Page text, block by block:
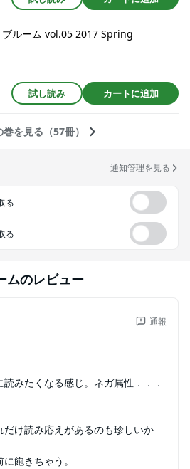
ルーム vol.05 2017 Spring
試し読み カートに追加
を見る（57冊）
通知管理を見る
る
る
ムのレビュー
通報
みたくなる感じ。ネガ属性．．．
け読み応えがあるのも珍しいか
飽きちゃう。